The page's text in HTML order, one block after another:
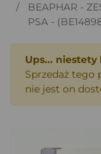
BEAPHAR -
PSA -
Ups... niestety
Sprzedaż tego
nie jest on